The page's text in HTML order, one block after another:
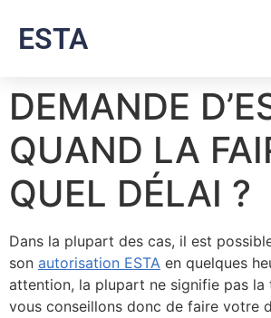
ESTA
DEMANDE
QUAND LA
QUEL DÉLAI ?
Dans la plupart des cas, il est
son autorisation ESTA en quelques
attention, la plupart ne signifie pas la
vous conseillons donc de faire votre